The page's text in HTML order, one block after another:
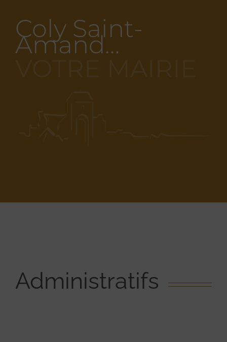
Coly Saint-
Amand…
Administratifs